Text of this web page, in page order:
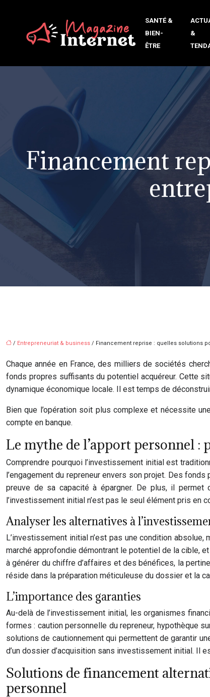
SANTÉ &
BIEN-
ÊTRE
&
Financement
/ Entrepreneuriat & business / Financement reprise : quelles solutions
Chaque année en France, des milliers de sociétés
fonds propres suffisants du potentiel acquéreur. Cette
dynamique économique locale. Il est temps de
Bien que l’opération soit plus complexe et nécessite
compte en banque.
Le mythe de l’apport personnel :
Comprendre pourquoi l’investissement initial est
l’engagement du repreneur envers son projet. Des
preuve de sa capacité à épargner. De plus, il
l’investissement initial n’est pas le seul élément pris en
Analyser les alternatives à
L’investissement initial n’est pas une condition
marché approfondie démontrant le potentiel de la cible,
à générer du chiffre d’affaires et des bénéfices, la
réside dans la préparation méticuleuse du dossier et la
L’importance des garanties
Au-delà de l’investissement initial, les organismes
formes : caution personnelle du repreneur, hypothèque
solutions de cautionnement qui permettent de garantir
d’un dossier d’acquisition sans investissement initial. Il
Solutions de financement
personnel